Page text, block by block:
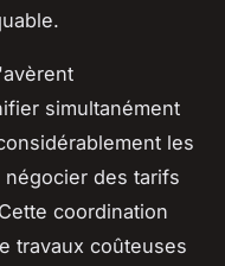
simultanément
les
des tarifs
coordination
travaux coûteuses